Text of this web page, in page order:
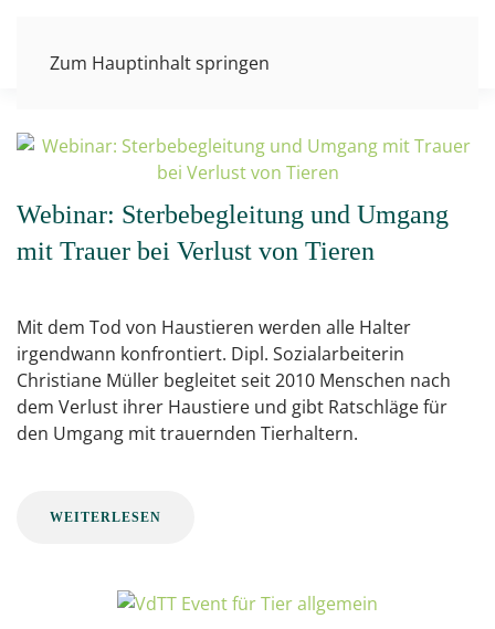
Zum Hauptinhalt springen
Webinar: Sterbebegleitung und Umgang
mit Trauer bei Verlust von Tieren
Mit dem Tod von Haustieren werden alle Halter
irgendwann konfrontiert. Dipl. Sozialarbeiterin
Christiane Müller begleitet seit 2010 Menschen nach
dem Verlust ihrer Haustiere und gibt Ratschläge für
den Umgang mit trauernden Tierhaltern.
WEITERLESEN